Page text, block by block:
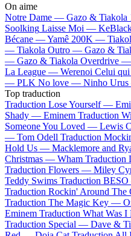
On aime
Notre Dame — Gazo & Tiakola
Soolking Laisse Moi —
Bécane —Yamê 200K —
— Tiakola Outro — Gazo &
— Gazo & Tiakola Overdrive —
La League — Werenoi Celui
— PLK No love — Ninho
Top traduction
Traduction Lose Yourself —
Shady — Eminem Traduction
Someone You Loved — Lewis
— Tom Odell Traduction
Hold Us — Macklemore and
Christmas — Wham Traduction
Traduction Flowers — Miley
Teddy Swims Traduction
Traduction Rockin' Around The
Traduction The Magic Key —
Eminem Traduction What Was
Traduction Special — Dave &